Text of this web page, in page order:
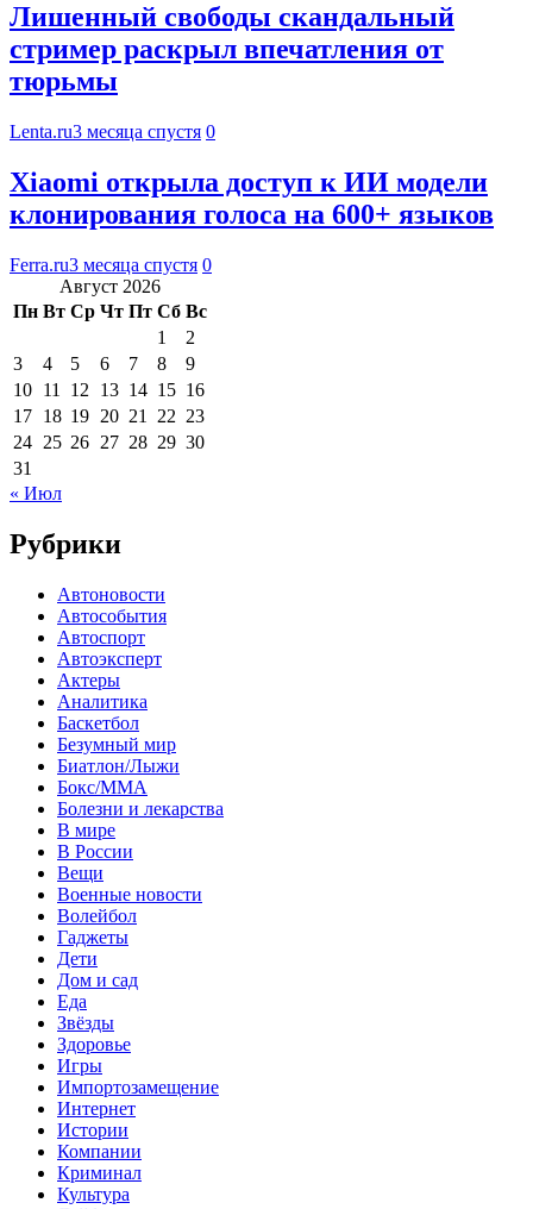
Лишенный свободы скандальный
стример раскрыл впечатления от
тюрьмы
Lenta.ru3 месяца спустя 0
Xiaomi открыла доступ к ИИ модели
клонирования голоса на 600+ языков
Ferra.ru3 месяца спустя 0
Август 2026
Пн Вт Ср Чт Пт Сб Вс
1
2
3
4 5 6 7 8
9
10 11 12 13 14 15 16
17 18 19 20 21 22 23
24 25 26 27 28 29 30
31
« Июл
Рубрики
Автоновости
Автособытия
Автоспорт
Автоэксперт
Актеры
Аналитика
Баскетбол
Безумный мир
Биатлон/Лыжи
Бокс/MMA
Болезни и лекарства
В мире
В России
Вещи
Военные новости
Волейбол
Гаджеты
Дети
Дом и сад
Еда
Звёзды
Здоровье
Игры
Импортозамещение
Интернет
Истории
Компании
Криминал
Культура